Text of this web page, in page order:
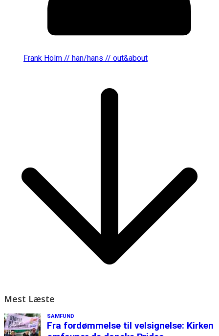
Frank Holm // han/hans // out&about
Mest Læste
SAMFUND
Fra fordømmelse til velsignelse: Kirken